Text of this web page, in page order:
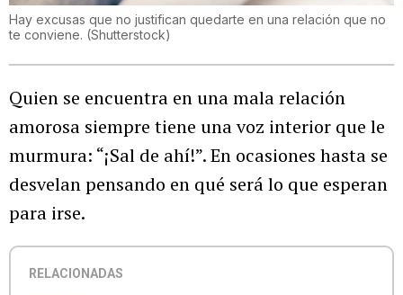
Hay excusas que no justifican quedarte en una relación que no
te conviene. (Shutterstock)
Quien se encuentra en una mala relación
amorosa siempre tiene una voz interior que le
murmura: “¡Sal de ahí!”. En ocasiones hasta se
desvelan pensando en qué será lo que esperan
para irse.
RELACIONADAS